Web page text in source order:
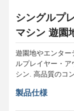
シングルプ
マシン 遊園
遊園地やエンター
ルプレイヤー・
シン. 高品質のコ
製品仕様